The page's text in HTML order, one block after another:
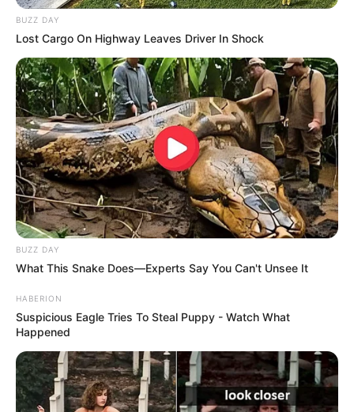
BUZZ DAY
Lost Cargo On Highway Leaves Driver In Shock
BUZZ DAY
What This Snake Does—Experts Say You Can't Unsee It
HABERION
Suspicious Eagle Tries To Steal Puppy - Watch What
Happened